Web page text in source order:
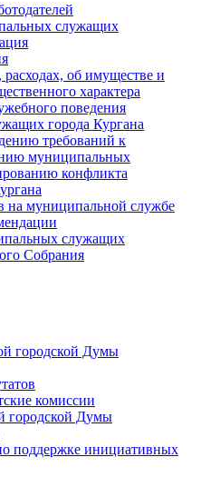
служащих
об имуществе и
характера
поведения
города Кургана
требований к
муниципальных
конфликта
на муниципальной службе
служащих
Cобрания
городской Думы
комиссии
городской Думы
поддержке инициативных